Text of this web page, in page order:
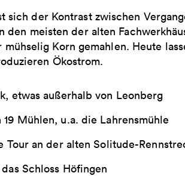
sich der Kontrast zwischen
meisten der alten
Korn gemahlen. Heute
Ökostrom.
etwas außerhalb von Leonberg
Mühlen, u.a. die Lahrensmühle
an der alten Solitude-
Schloss Höfingen